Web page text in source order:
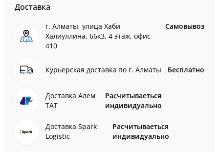
Доставка
г. Алматы, улица Хаби
Халиуллина, 66кЗ, 4 этаж, офис
410
Самовывоз
Курьерская доставка по г. Алматы Бесплатно
Доставка Алем
ТАТ
Расчитываеться
индивидуально
Доставка Spark
Logistic
Расчитываеться
индивидуально